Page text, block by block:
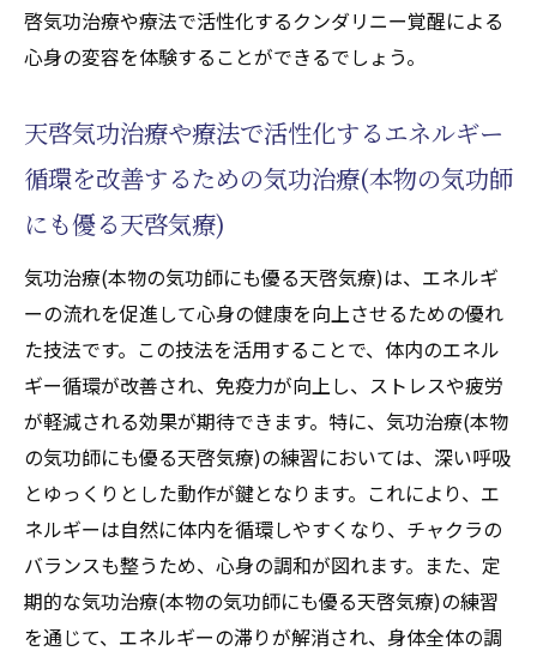
啓気功治療や療法で活性化するクンダリニー覚醒による
心身の変容を体験することができるでしょう。
天啓気功治療や療法で活性化するエネルギー
循環を改善するための気功治療(本物の気功師
にも優る天啓気療)
気功治療(本物の気功師にも優る天啓気療)は、エネルギ
ーの流れを促進して心身の健康を向上させるための優れ
た技法です。この技法を活用することで、体内のエネル
ギー循環が改善され、免疫力が向上し、ストレスや疲労
が軽減される効果が期待できます。特に、気功治療(本物
の気功師にも優る天啓気療)の練習においては、深い呼吸
とゆっくりとした動作が鍵となります。これにより、エ
ネルギーは自然に体内を循環しやすくなり、チャクラの
バランスも整うため、心身の調和が図れます。また、定
期的な気功治療(本物の気功師にも優る天啓気療)の練習
を通じて、エネルギーの滞りが解消され、身体全体の調